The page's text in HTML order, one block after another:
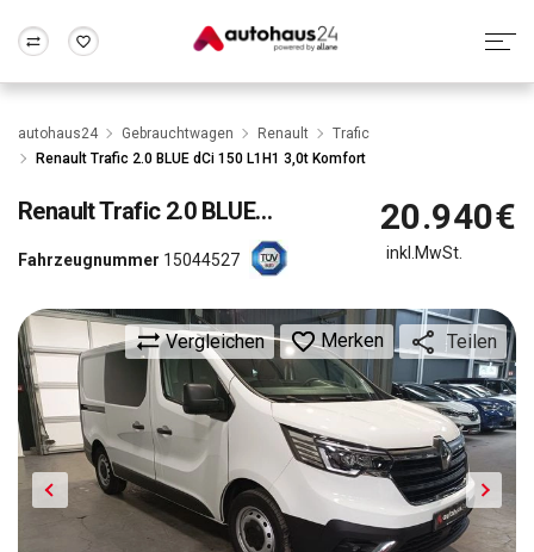
Zum Antrag
Wir bewerten dein Auto
Alle Fragen & Antworten
Rund um die Inzahlungnahme
FrankfurtWuppertal
autohaus24 Gebrauchtwagen Renault
Trafic
Renault Trafic 2.0 BLUE dCi 150 L1H1 3,0t Komfort
RenaultTrafic 2.0 BLUE dCi 150 L1H1 3,0t Komfort
Fahrzeugnummer 15044527
Vergleichen Merken Teilen
20.940€
inkl.MwSt.